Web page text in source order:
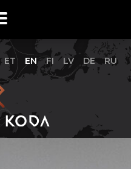
ET EN FI LV DE RU